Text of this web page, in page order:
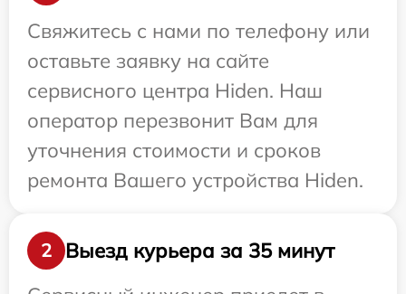
Свяжитесь с нами по телефону или
оставьте заявку на сайте
сервисного центра Hiden. Наш
оператор перезвонит Вам для
уточнения стоимости и сроков
ремонта Вашего устройства Hiden.
2
Выезд курьера за 35 минут